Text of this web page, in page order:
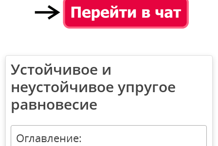
Устойчивое и
неустойчивое упругое
равновесие
Оглавление: